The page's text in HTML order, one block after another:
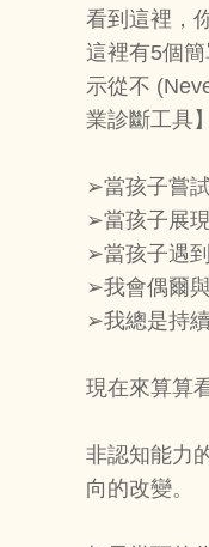
看到這裡，
這裡有5個
示從不
業診斷工具
➢當孩子嘗
➢當孩子展
➢當孩子遇
➢我會偶爾
➢我總是持
現在來算算
非認知能力
向的改變。